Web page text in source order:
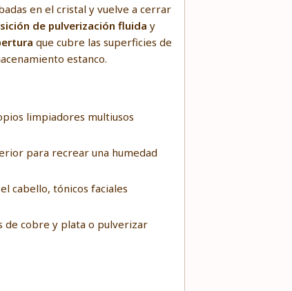
en el cristal y vuelve a cerrar
de pulverización fluida y
que cubre las superficies de
estanco.
limpiadores multiusos
para recrear una humedad
cabello, tónicos faciales
de cobre y plata o pulverizar